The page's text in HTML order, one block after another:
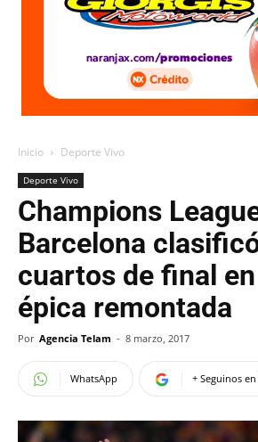
Inicio Deporte Vivo
Deporte Vivo
Champions
Barcelona
cuartos de final
épica remontada
Por Agencia Telam - 8 marzo, 2017
WhatsApp + Seguinos